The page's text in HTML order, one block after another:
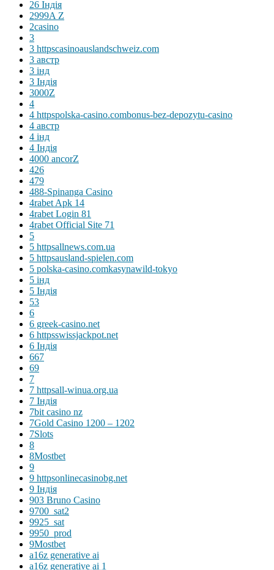
26 Індія
2999A Z
2casino
3
3 httpscasinoauslandschweiz.com
3 австр
3 інд
3 Індія
3000Z
4
4 httpspolska-casino.combonus-bez-depozytu-casino
4 австр
4 інд
4 Індія
4000 ancorZ
426
479
488-Spinanga Casino
4rabet Apk 14
4rabet Login 81
4rabet Official Site 71
5
5 httpsallnews.com.ua
5 httpsausland-spielen.com
5 polska-casino.comkasynawild-tokyo
5 інд
5 Індія
53
6
6 greek-casino.net
6 httpsswissjackpot.net
6 Індія
667
69
7
7 httpsall-winua.org.ua
7 Індія
7bit casino nz
7Gold Casino 1200 – 1202
7Slots
8
8Mostbet
9
9 httpsonlinecasinobg.net
9 Індія
903 Bruno Casino
9700_sat2
9925_sat
9950_prod
9Mostbet
a16z generative ai
a16z generative ai 1